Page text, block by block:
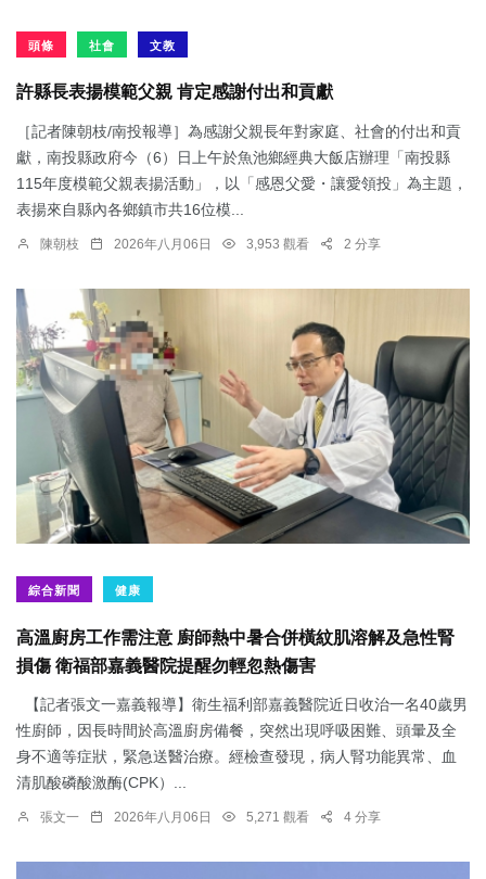
頭條 社會 文教
許縣長表揚模範父親 肯定感謝付出和貢獻
［記者陳朝枝/南投報導］為感謝父親長年對家庭、社會的付出和貢
獻，南投縣政府今（6）日上午於魚池鄉經典大飯店辦理「南投縣
115年度模範父親表揚活動」，以「感恩父愛・讓愛領投」為主題，
表揚來自縣內各鄉鎮市共16位模...
陳朝枝 2026年八月06日 3,953 觀看 2 分享
綜合新聞 健康
高溫廚房工作需注意 廚師熱中暑合併橫紋肌溶解及急性腎
損傷 衛福部嘉義醫院提醒勿輕忽熱傷害
【記者張文一嘉義報導】衛生福利部嘉義醫院近日收治一名40歲男
性廚師，因長時間於高溫廚房備餐，突然出現呼吸困難、頭暈及全
身不適等症狀，緊急送醫治療。經檢查發現，病人腎功能異常、血
清肌酸磷酸激酶(CPK）...
張文一 2026年八月06日 5,271 觀看 4 分享